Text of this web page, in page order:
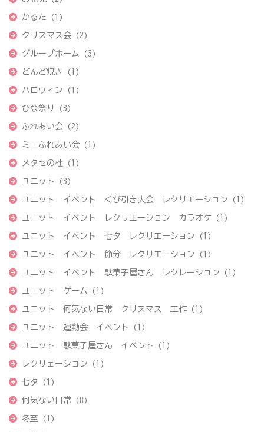
かるた (1)
クリスマス会 (2)
グループホーム (3)
どんど焼き (1)
ハロウィン (1)
ひな祭り (3)
ふれあい会 (2)
ミニふれあい会 (1)
メタセの杜 (1)
ユニット (3)
ユニット イベント くび引き大会 レクリエーション (1)
ユニット イベント レクリエーション カラオケ (1)
ユニット イベント 七夕 レクリエーション (1)
ユニット イベント 節分 レクリエーション (1)
ユニット イベント 駄菓子屋さん レクレーション (1)
ユニット ゲーム (1)
ユニット 何気ない日常 クリスマス 工作 (1)
ユニット 運動会 イベント (1)
ユニット 駄菓子屋さん イベント (1)
レクリェーション (1)
七夕 (1)
何気ない日常 (8)
冬至 (1)